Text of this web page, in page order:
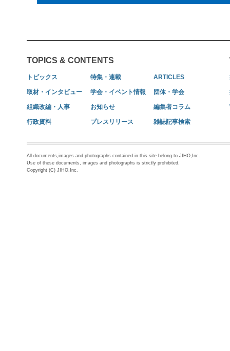
TOPICS & CONTENTS
トピックス 特集・連載 ARTICLES
取材・インタビュー 学会・イベント情報 団体・学会
組織改編・人事 お知らせ 編集者コラム
行政資料 プレスリリース 雑誌記事検索
All documents,images and photographs contained in this site belong to JIHO,Inc.
Use of these documents, images and photographs is strictly prohibited.
Copyright (C) JIHO,Inc.